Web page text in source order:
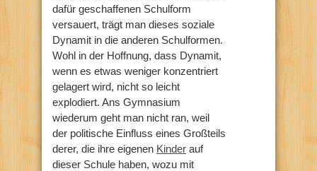
dafür geschaffenen Schulform
versauert, trägt man dieses soziale
Dynamit in die anderen Schulformen.
Wohl in der Hoffnung, dass Dynamit,
wenn es etwas weniger konzentriert
gelagert wird, nicht so leicht
explodiert. Ans Gymnasium
wiederum geht man nicht ran, weil
der politische Einfluss eines Großteils
derer, die ihre eigenen Kinder auf
dieser Schule haben, wozu mit